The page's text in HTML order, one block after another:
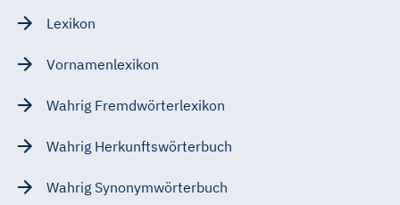
Lexikon
Vornamenlexikon
Wahrig Fremdwörterlexikon
Wahrig Herkunftswörterbuch
Wahrig Synonymwörterbuch